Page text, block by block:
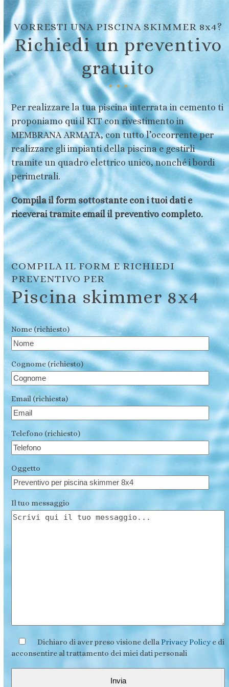
to
contentVORRESTI UNA PISCINA SKIMMER 8x4?
Richiedi un preventivo
gratuito
Per realizzare la tua piscina interrata in cemento ti
proponiamo qui il KIT con rivestimento in
MEMBRANA ARMATA, con tutto l’occorrente per
realizzare gli impianti della piscina e gestirli
tramite un quadro elettrico unico, nonché i bordi
perimetrali.
Compila il form sottostante con i tuoi dati e
riceverai tramite email il preventivo completo.
COMPILA IL FORM E RICHIEDI
PREVENTIVO PER
Piscina skimmer 8x4
Nome (richiesto)
Cognome (richiesto)
Email (richiesta)
Telefono (richiesto)
Oggetto
Il tuo messaggio
Dichiaro di aver preso visione dellaPrivacy Policye di
acconsentire al trattamento dei miei dati personali